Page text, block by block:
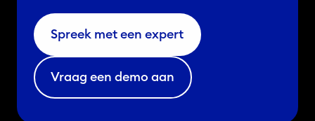
Spreek met een expert
Vraag een demo aan